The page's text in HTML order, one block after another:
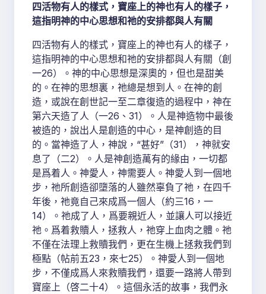
四活物有人的樣式，寶座上的神也有人的樣子，
這指明神的中心思想和祂的安排都與人有關
四活物有人的樣式，寶座上的神也有人的樣子，
這指明神的中心思想和祂的安排都與人有關（創
一26）。神的中心思想是深奧的，但也是甜美
的。在神的思想裏，祂總是想到人。在神的創
造，或說在創世記一至二章復造的過程中，神在
第六天造了人（一26、31）。人是神造物中最後
被造的，說出人是創造的中心，是神創造的目
的。當神造了人，神說，“甚好”（31），神就安
息了（二2）。人是神創造萬有的緣由，一切都
是爲着人。神愛人，神需要人。神愛人到一個地
步，祂所創造卻墮落的人雖然辜負了祂，在四千
年後，祂竟自己來成爲一個人（約三16，一
14）。祂成了人，爲要親近人，並讓人可以接近
祂。爲着救贖人，拯救人，祂穿上血肉之體。祂
不僅在法理上救贖我們，更在生機上拯救我們到
極點（帖前五23，來七25）。神愛人到一個地
步，不僅成爲人來救贖我們，還要一路將人帶到
寶座上（啓二十4）。這個永活的故事，我們永